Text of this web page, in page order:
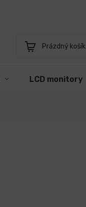
Nákupní
Prázdný košík
LCD monitory